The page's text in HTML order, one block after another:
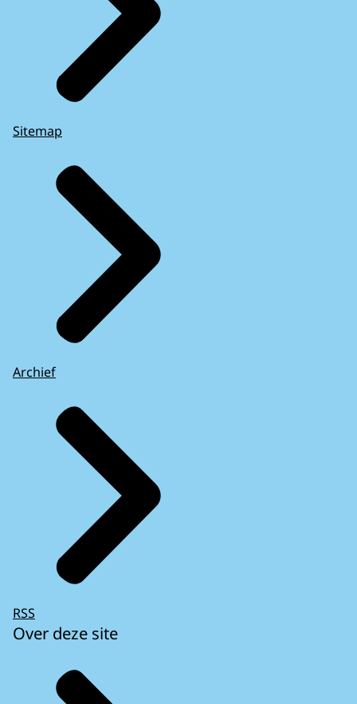
Sitemap
Archief
RSS
Over deze site